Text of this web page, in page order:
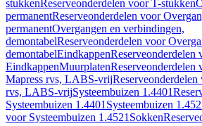
stukkenReserveonderdelen voor T-stukken
permanentReserveonderdelen voor
permanentOvergangen en verbindingen,
demontabelReserveonderdelen voor
demontabelEindkappenReserveonderdelen
EindkappenMuurplatenReserveonderdelen
Mapress rvs, LABS-vrij
rvs, LABS-vrijSysteembuizen 1.4401
Systeembuizen 1.4401 Systeembuizen
voor Systeembuizen 1.4521 Sokken